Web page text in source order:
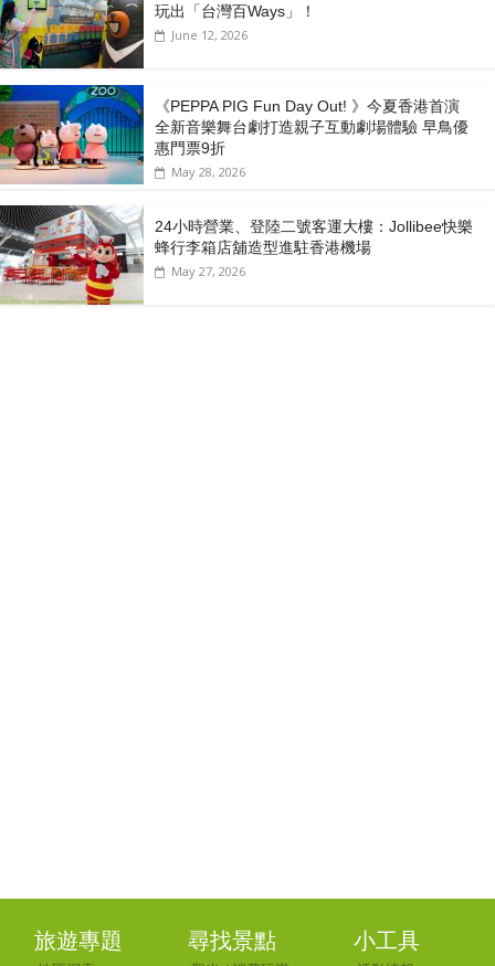
玩出「台灣百Ways」！
June 12, 2026
《PEPPA PIG Fun Day Out! 》今夏香港首演
全新音樂舞台劇打造親子互動劇場體驗 早鳥優
惠門票9折
May 28, 2026
24小時營業、登陸二號客運大樓：Jollibee快樂
蜂行李箱店舖造型進駐香港機場
May 27, 2026
旅遊專題 尋找景點 小工具